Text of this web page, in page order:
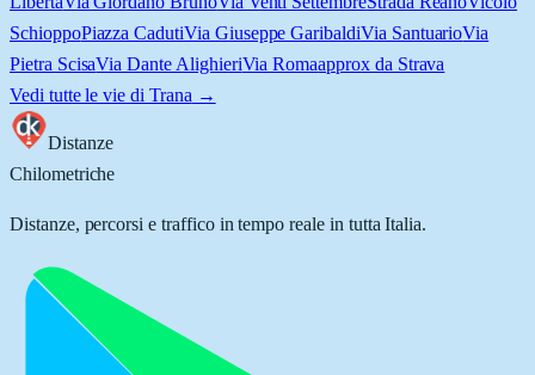
SchioppoPiazza CadutiVia Giuseppe GaribaldiVia SantuarioVia
Pietra ScisaVia Dante AlighieriVia Romaapprox da Strava
Vedi tutte le vie di Trana →
Distanze
Chilometriche
Distanze, percorsi e traffico in tempo reale in tutta Italia.